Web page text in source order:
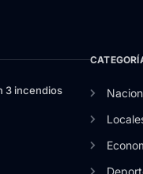
3 incendios